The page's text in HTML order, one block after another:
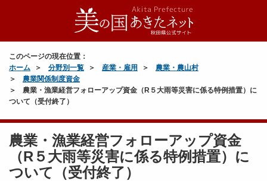
このページの現在位置：
ホーム
分野別一覧 産業・雇用
農業・農山村
農業関係制度資金
農業・漁業経営フォローアップ資金（R５大雨等災害に係る特例措置）に
ついて（受付終了）
農業・漁業経営フォローアップ資金
（R５大雨等災害に係る特例措置）に
ついて（受付終了）